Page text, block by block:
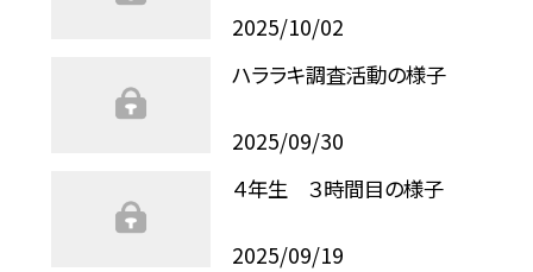
2025/10/02
ハララキ調査活動の様子
2025/09/30
４年生 ３時間目の様子
2025/09/19